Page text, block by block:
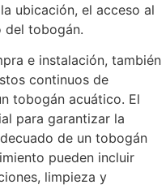
ubicación, el acceso al
del tobogán.
e instalación, también
continuos de
tobogán acuático. El
para garantizar la
de un tobogán
pueden incluir
limpieza y